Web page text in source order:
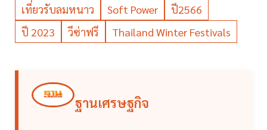
เที่ยวรับลมหนาว
Soft Power
ปี2566
ปี 2023
วีซ่าฟรี Thailand Winter Festivals
ฐานเศรษฐกิจ